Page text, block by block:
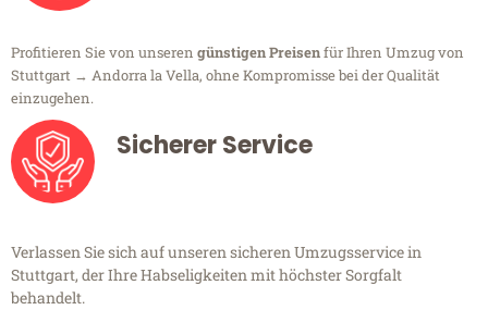
Profitieren Sie von unseren günstigen Preisenfür Ihren Umzug von
Stuttgart → Andorra la Vella, ohne Kompromisse bei der Qualität
einzugehen.
Sicherer Service
Verlassen Sie sich auf unseren sicheren Umzugsservice in
Stuttgart, der Ihre Habseligkeiten mit höchster Sorgfalt
behandelt.